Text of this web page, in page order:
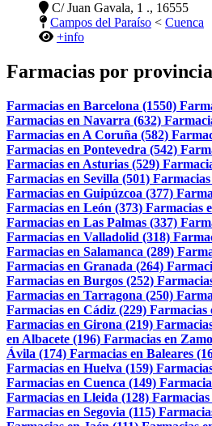
C/ Juan Gavala, 1 ., 16555
Campos del Paraíso < Cuenca
+info
Farmacias por
Farmacias en Barcelona (1550)
Farmacias en Navarra (632)
Farmacias en A Coruña (582)
Farmacias en Pontevedra (542)
Farmacias en Asturias (529)
Farmacias en Sevilla (501)
Farmacias en Guipúzcoa (377)
Farmacias en León (373) Farmacias
Farmacias en Las Palmas (337)
Farmacias en Valladolid (318)
Farmacias en Salamanca (289)
Farmacias en Granada (264)
Farmacias en Burgos (252)
Farmacias en Tarragona (250)
Farmacias en Cádiz (229) Farmacias
Farmacias en Girona (219)
en Albacete (196) Farmacias en
Ávila (174) Farmacias en Baleares
Farmacias en Huelva (159)
Farmacias en Cuenca (149)
Farmacias en Lleida (128) Farmacias
Farmacias en Segovia (115)